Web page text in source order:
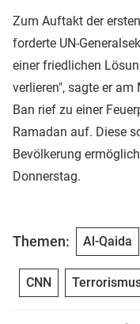
Zum Auftakt der
forderte UN-
einer friedlichen
verlieren", sagte er
Ban rief zu einer
Ramadan auf. Diese
Bevölkerung
Donnerstag.
Themen: Al-Qaida
CNN